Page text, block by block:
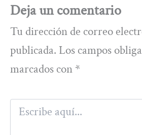
Deja un comentario
Tu dirección de correo
publicada. Los campos
marcados con *
Escribe
aquí...